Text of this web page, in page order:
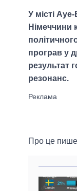
У місті
Німеччини
програв у
результат
резонанс.
Про це пише